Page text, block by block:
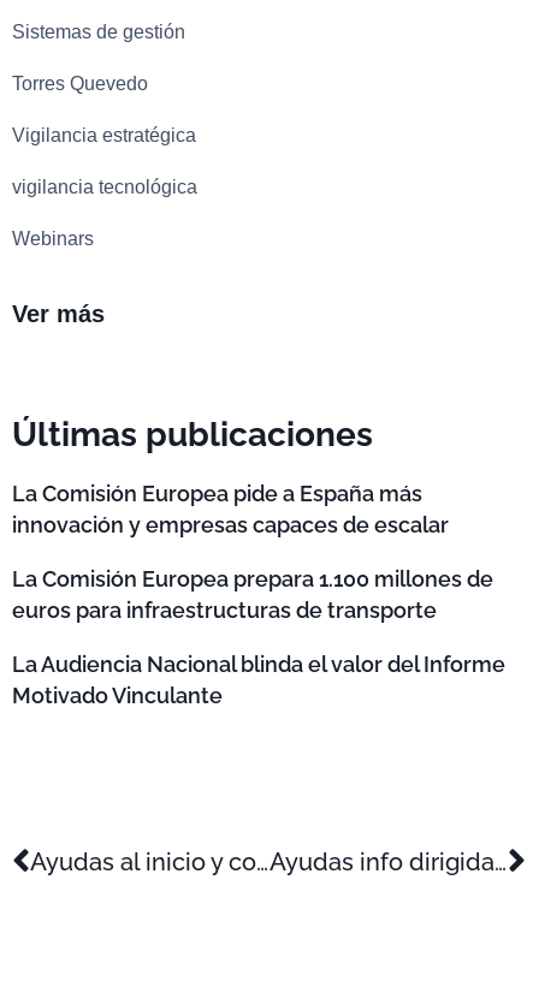
Sistemas de gestión
Torres Quevedo
Vigilancia estratégica
vigilancia tecnológica
Webinars
Ver más
Últimas publicaciones
La Comisión Europea pide a España más
innovación y empresas capaces de escalar
La Comisión Europea prepara 1.100 millones de
euros para infraestructuras de transporte
La Audiencia Nacional blinda el valor del Informe
Motivado Vinculante
Ayudas al inicio y consolidación de proyectos empresariales para emprendedores y pymes de la CV (para el ejercicio 2024) Ayudas info dirigidas a la entrada de inversores privados en empresas innovadoras con alto potencial de crecimiento de Murcia